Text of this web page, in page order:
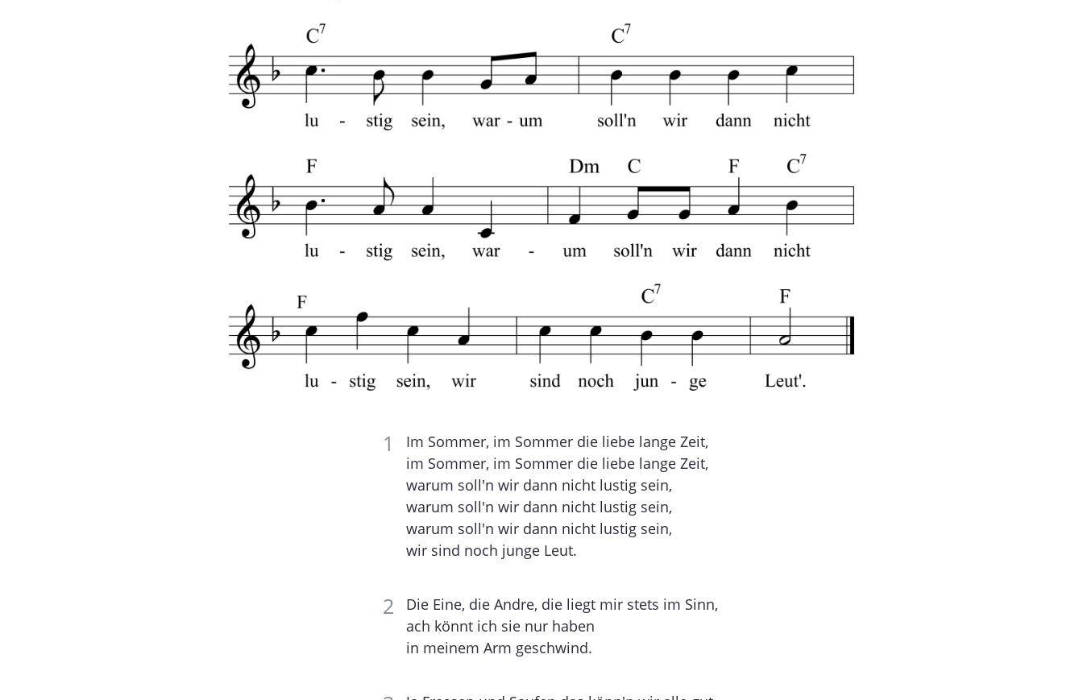
Im Sommer, im Sommer die liebe lange Zeit,
im Sommer, im Sommer die liebe lange Zeit,
warum soll'n wir dann nicht lustig sein,
warum soll'n wir dann nicht lustig sein,
warum soll'n wir dann nicht lustig sein,
wir sind noch junge Leut.
Die Eine, die Andre, die liegt mir stets im Sinn,
ach könnt ich sie nur haben
in meinem Arm geschwind.